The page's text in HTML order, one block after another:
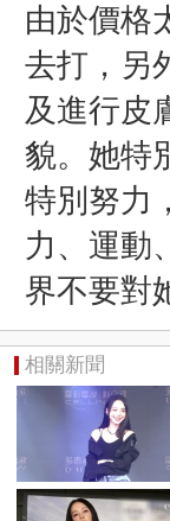
由於價格
去打，另
及進行皮
貌。她特
特別努力
力、運動
界不要對
相關新聞